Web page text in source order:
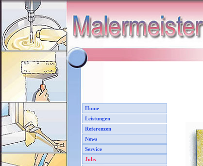
Home
Leistungen
Referenzen
News
Service
Jobs